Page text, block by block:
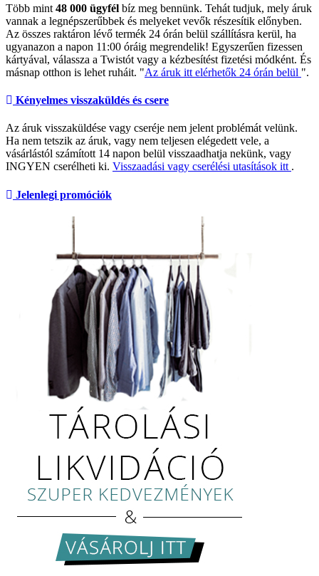
Több mint 48 000 ügyfél bíz meg bennünk. Tehát tudjuk, mely áruk
vannak a legnépszerűbbek és melyeket vevők részesítik előnyben.
Az összes raktáron lévő termék 24 órán belül szállításra kerül, ha
ugyanazon a napon 11:00 óráig megrendelik! Egyszerűen fizessen
kártyával, válassza a Twistót vagy a kézbesítést fizetési módként. És
másnap otthon is lehet ruháit. "Az áruk itt elérhetők 24 órán belül ".
Kényelmes visszaküldés és csere
Az áruk visszaküldése vagy cseréje nem jelent problémát velünk.
Ha nem tetszik az áruk, vagy nem teljesen elégedett vele, a
vásárlástól számított 14 napon belül visszaadhatja nekünk, vagy
INGYEN cserélheti ki. Visszaadási vagy cserélési utasítások itt .
Jelenlegi promóciók